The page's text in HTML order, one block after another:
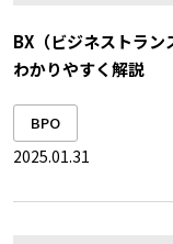
BX（ビジネストラ
わかりやすく解説
BPO
2025.01.31